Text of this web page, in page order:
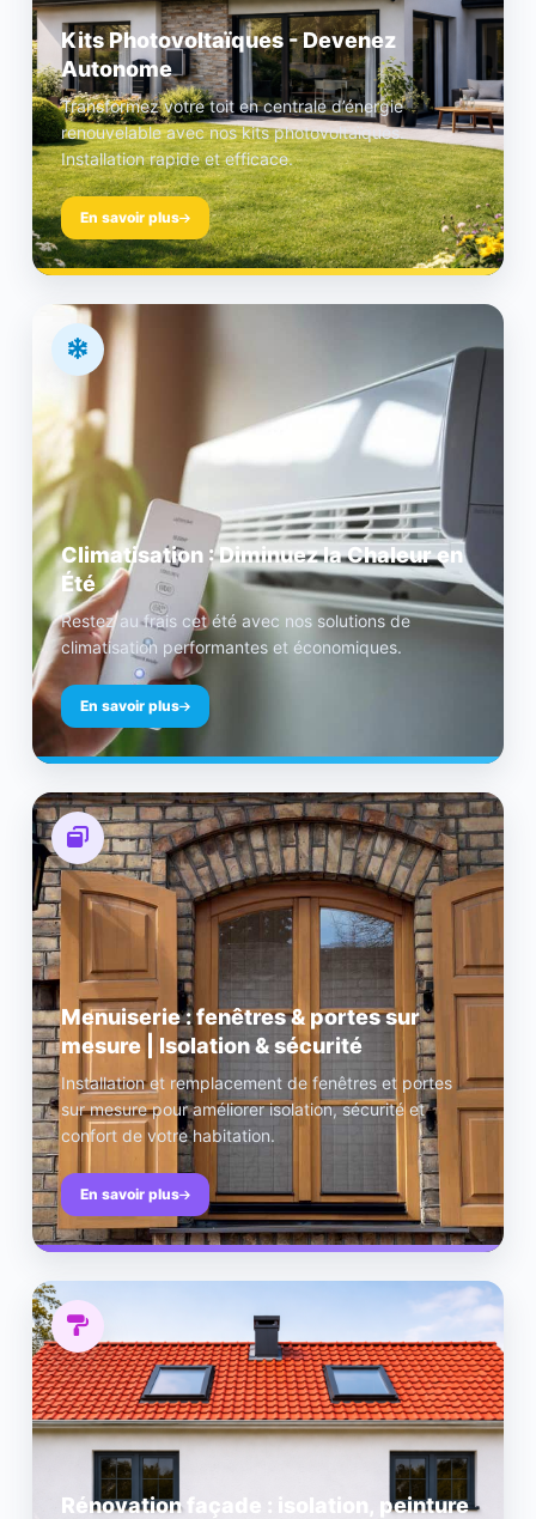
Kits Photovoltaïques - Devenez
Autonome
Transformez votre toit en centrale d’énergie
renouvelable avec nos kits photovoltaïques.
Installation rapide et efficace.
En savoir plus
Climatisation : Diminuez la Chaleur en
Été
Restez au frais cet été avec nos solutions de
climatisation performantes et économiques.
En savoir plus
Menuiserie : fenêtres & portes sur
mesure | Isolation & sécurité
Installation et remplacement de fenêtres et portes
sur mesure pour améliorer isolation, sécurité et
confort de votre habitation.
En savoir plus
Rénovation façade : isolation, peinture